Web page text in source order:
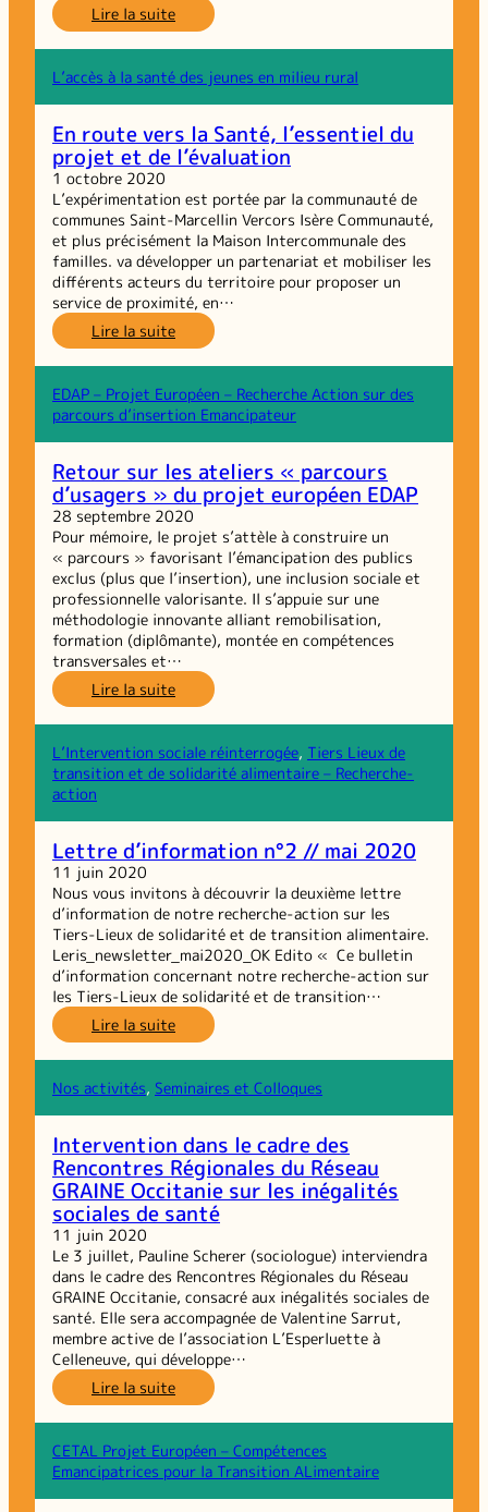
Lire la suite:
FORUM
2 :
L’alimentation
en
situation
précarité :
de
l’assignation
à
l’émancipation
L’accès à la santé des jeunes en milieu rural
En route vers la Santé, l’essentiel du
projet et de l’évaluation
1 octobre 2020
L’expérimentation est portée par la communauté de
communes Saint-Marcellin Vercors Isère Communauté,
et plus précisément la Maison Intercommunale des
familles. va développer un partenariat et mobiliser les
différents acteurs du territoire pour proposer un
service de proximité, en…
Lire la suite:
En
route
vers
la
du
projet
et
de
l’évaluation
EDAP – Projet Européen – Recherche Action sur des
parcours d’insertion Emancipateur
Retour sur les ateliers « parcours
d’usagers » du projet européen EDAP
28 septembre 2020
Pour mémoire, le projet s’attèle à construire un
« parcours » favorisant l’émancipation des publics
exclus (plus que l’insertion), une inclusion sociale et
professionnelle valorisante. Il s’appuie sur une
méthodologie innovante alliant remobilisation,
formation (diplômante), montée en compétences
transversales et…
Lire la suite:
Retour
sur
les
ateliers
projet
EDAP
L’Intervention sociale réinterrogée, Tiers Lieux de
transition et de solidarité alimentaire – Recherche-
action
Lettre d’information n°2 // mai 2020
11 juin 2020
Nous vous invitons à découvrir la deuxième lettre
d’information de notre recherche-action sur les
Tiers-Lieux de solidarité et de transition alimentaire.
Leris_newsletter_mai2020_OK Edito « Ce bulletin
d’information concernant notre recherche-action sur
les Tiers-Lieux de solidarité et de transition…
Lire la suite:
Lettre
d’information
n°2
2020
Nos activités, Seminaires et Colloques
Intervention dans le cadre des
Rencontres Régionales du Réseau
GRAINE Occitanie sur les inégalités
sociales de santé
11 juin 2020
Le 3 juillet, Pauline Scherer (sociologue) interviendra
dans le cadre des Rencontres Régionales du Réseau
GRAINE Occitanie, consacré aux inégalités sociales de
santé. Elle sera accompagnée de Valentine Sarrut,
membre active de l’association L’Esperluette à
Celleneuve, qui développe…
Lire la suite:
Intervention
dans
le
cadre
CETAL Projet Européen – Compétences
Emancipatrices pour la Transition ALimentaire